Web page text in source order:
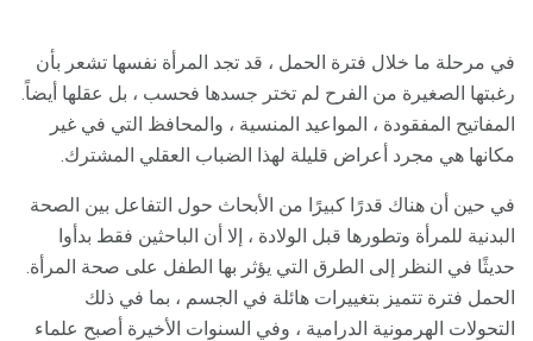
في مرحلة ما خلال فترة الحمل ، قد تجد المرأة نفسها تشعر بأن
رغبتها الصغيرة من الفرح لم تختر جسدها فحسب ، بل عقلها أيضاً.
المفاتيح المفقودة ، المواعيد المنسية ، والمحافظ التي في غير
مكانها هي مجرد أعراض قليلة لهذا الضباب العقلي المشترك.
في حين أن هناك قدرًا كبيرًا من الأبحاث حول التفاعل بين الصحة
البدنية للمرأة وتطورها قبل الولادة ، إلا أن الباحثين فقط بدأوا
حديثًا في النظر إلى الطرق التي يؤثر بها الطفل على صحة المرأة.
الحمل فترة تتميز بتغييرات هائلة في الجسم ، بما في ذلك
التحولات الهرمونية الدرامية ، وفي السنوات الأخيرة أصبح علماء